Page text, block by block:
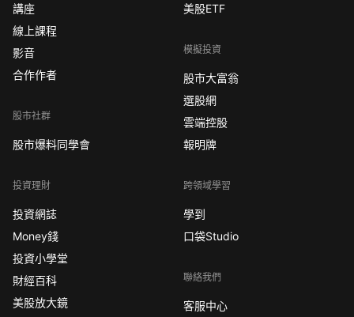
講座
線上課程
影音
合作作者
股市社群
股市爆料同學會
投資理財
投資網誌
Money錢
投資小學堂
財經百科
美股放大鏡
美股ETF
模擬投資
股市大富翁
選股網
雲端控股
報明牌
跨領域學習
學到
口袋Studio
聯絡我們
客服中心